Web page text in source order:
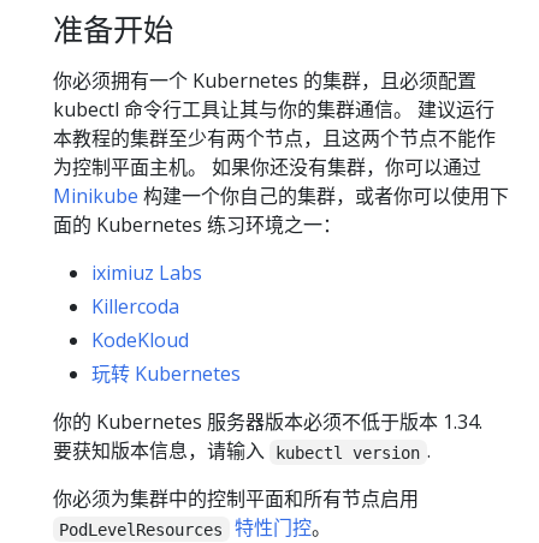
准备开始
你必须拥有一个 Kubernetes 的集群，且必须配置
kubectl 命令行工具让其与你的集群通信。 建议运行
本教程的集群至少有两个节点，且这两个节点不能作
为控制平面主机。 如果你还没有集群，你可以通过
Minikube 构建一个你自己的集群，或者你可以使用下
面的 Kubernetes 练习环境之一：
iximiuz Labs
Killercoda
KodeKloud
玩转 Kubernetes
你的 Kubernetes 服务器版本必须不低于版本 1.34.
要获知版本信息，请输入
kubectl version .
你必须为集群中的控制平面和所有节点启用
PodLevelResources 特性门控。